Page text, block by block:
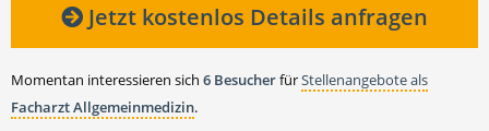
Jetzt kostenlos Details anfragen
Momentan interessieren sich 6 BesucherfürStellenangebote als
Facharzt Allgemeinmedizin.